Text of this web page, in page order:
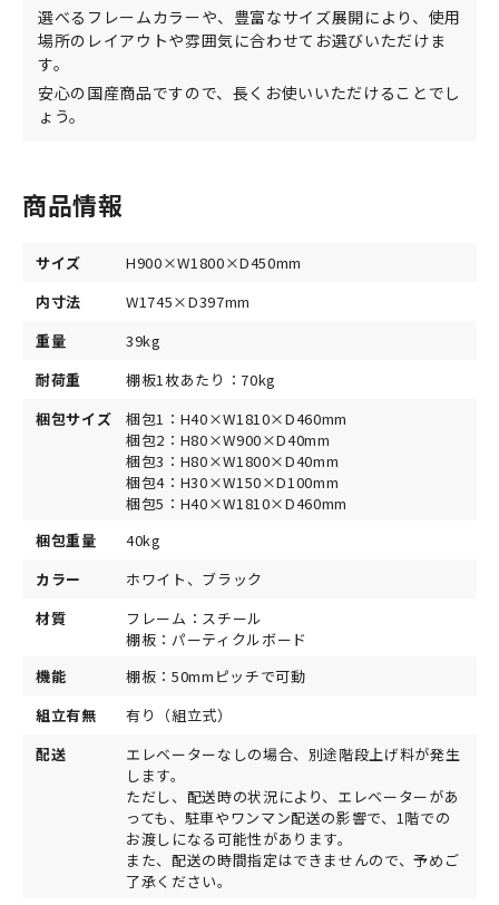
選べるフレームカラーや、豊富なサイズ展開により、使用
場所のレイアウトや雰囲気に合わせてお選びいただけま
す。
安心の国産商品ですので、長くお使いいただけることでし
ょう。
商品情報
サイズ
H900×W1800×D450mm
内寸法
W1745×D397mm
重量
39kg
耐荷重
棚板1枚あたり：70kg
梱包サイズ
梱包1：H40×W1810×D460mm
梱包2：H80×W900×D40mm
梱包3：H80×W1800×D40mm
梱包4：H30×W150×D100mm
梱包5：H40×W1810×D460mm
梱包重量
40kg
カラー
ホワイト、ブラック
材質
フレーム：スチール
棚板：パーティクルボード
機能
棚板：50mmピッチで可動
組立有無
有り（組立式）
配送
エレベーターなしの場合、別途階段上げ料が発生
します。
ただし、配送時の状況により、エレベーターがあ
っても、駐車やワンマン配送の影響で、1階での
お渡しになる可能性があります。
また、配送の時間指定はできませんので、予めご
了承ください。